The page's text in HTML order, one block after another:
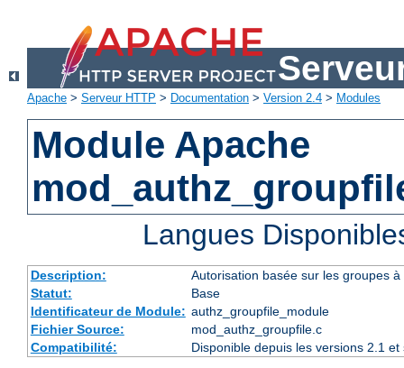
Apache > Serveur HTTP > Documentation > Version 2.4 > Modules
Module Apache
Langues
Description:
Autorisation basée sur les groupes
Statut:
Base
Identificateur de Module: authz_groupfile_module
Fichier Source:
mod_authz_groupfile.c
Compatibilité:
Disponible depuis les versions 2.1